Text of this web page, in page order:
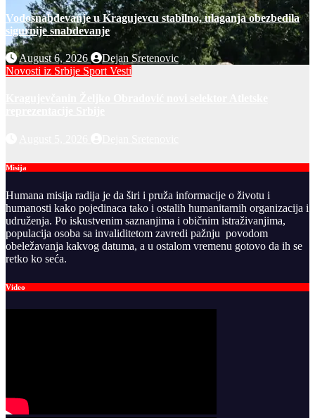
Vodosnabdevanje u Kragujevcu stabilno, ulaganja obezbedila
sigurnije snabdevanje
August 6, 2026
Dejan Sretenovic
Novosti iz Srbije Sport Vesti
Misija
Humana misija radija je da širi i pruža informacije o životu i
humanosti kako pojedinaca tako i ostalih humanitarnih organizacija i
udruženja. Po iskustvenim saznanjima i običnim istraživanjima,
populacija osoba sa invaliditetom zavredi pažnju povodom
obeležavanja kakvog datuma, a u ostalom vremenu gotovo da ih se
retko ko seća.
Video